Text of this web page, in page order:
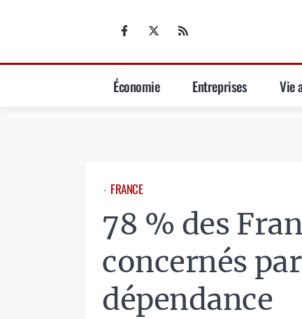
Économie Entreprises Vie
⋅ FRANCE
​78 % des
concernés
dépendance